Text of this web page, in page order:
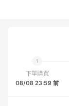
下單購買
08/08 23:59 前